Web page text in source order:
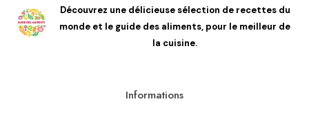
Découvrez une délicieuse sélection de recettes du
monde et le guide des aliments, pour le meilleur de
la cuisine.
Informations